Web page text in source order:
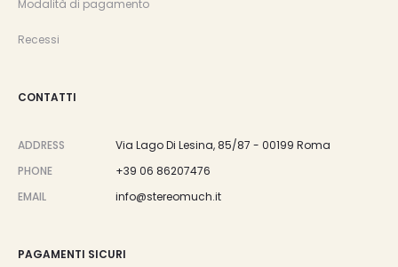
Modalità di pagamento
Recessi
CONTATTI
ADDRESS
Via Lago Di Lesina, 85/87 - 00199 Roma
PHONE
+39 06 86207476
EMAIL
info@stereomuch.it
PAGAMENTI SICURI